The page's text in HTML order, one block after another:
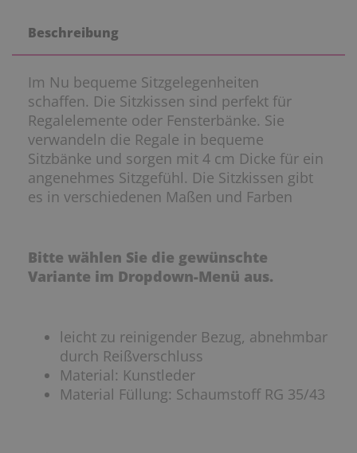
Beschreibung
Im Nu bequeme Sitzgelegenheiten
schaffen. Die Sitzkissen sind perfekt für
Regalelemente oder Fensterbänke. Sie
verwandeln die Regale in bequeme
Sitzbänke und sorgen mit 4 cm Dicke für ein
angenehmes Sitzgefühl. Die Sitzkissen gibt
es in verschiedenen Maßen und Farben
Bitte wählen Sie die gewünschte
Variante im Dropdown-Menü aus.
leicht zu reinigender Bezug, abnehmbar
durch Reißverschluss
Material: Kunstleder
Material Füllung: Schaumstoff RG 35/43